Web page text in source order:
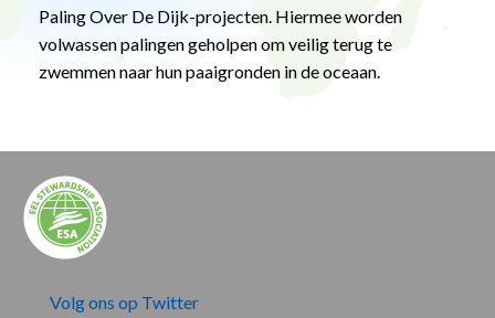
Paling Over De Dijk-projecten. Hiermee worden
volwassen palingen geholpen om veilig terug te
zwemmen naar hun paaigronden in de oceaan.
Volg ons op Twitter